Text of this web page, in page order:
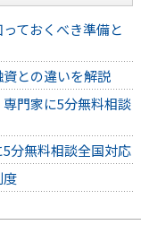
ておくべき準備と
との違いを解説
専門家に5分無料相談
分無料相談全国対応
度